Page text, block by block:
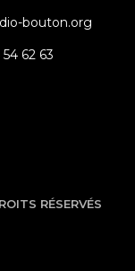
bouton.org
62 63
RÉSERVÉS